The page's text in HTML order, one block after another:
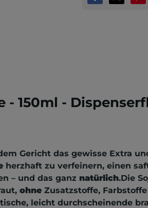
150ml -
Gericht das gewisse Extra
herzhaft zu verfeinern, einen
– und das ganz natürlich.Die
ohne Zusatzstoffe,
leicht durchscheinende